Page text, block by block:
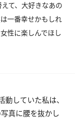
て、大好きなあの
一番幸せかもしれ
性に楽しんでほし
していた私は、
真に腰を抜かし